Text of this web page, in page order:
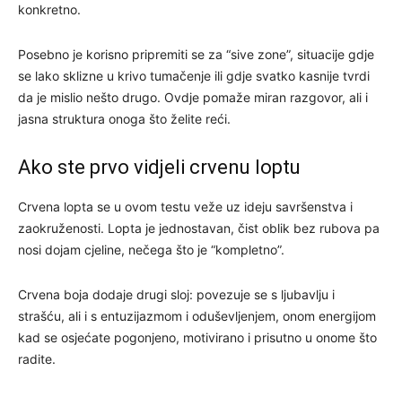
konkretno.
Posebno je korisno pripremiti se za “sive zone”, situacije gdje
se lako sklizne u krivo tumačenje ili gdje svatko kasnije tvrdi
da je mislio nešto drugo. Ovdje pomaže miran razgovor, ali i
jasna struktura onoga što želite reći.
Ako ste prvo vidjeli crvenu loptu
Crvena lopta se u ovom testu veže uz ideju savršenstva i
zaokruženosti. Lopta je jednostavan, čist oblik bez rubova pa
nosi dojam cjeline, nečega što je “kompletno”.
Crvena boja dodaje drugi sloj: povezuje se s ljubavlju i
strašću, ali i s entuzijazmom i oduševljenjem, onom energijom
kad se osjećate pogonjeno, motivirano i prisutno u onome što
radite.